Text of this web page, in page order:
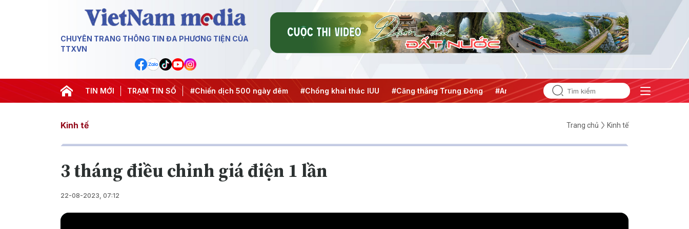
CHUYÊN TRANG THÔNG TIN ĐA PHƯƠNG TIỆN CỦA
TTXVN
TIN MỚI TRẠM TIN SỐ
#Đưa Nghị quyết thành hành động #Chiến dịch 500 ngày đêm #Chống khai thác IUU #Căng thẳng Trung Đông #An ninh năng lượng #Bảo vệ nền tảng tư tưởng của
Kinh tế Trang chủ Kinh tế
3 tháng điều chỉnh giá điện 1 lần
22-08-2023, 07:12